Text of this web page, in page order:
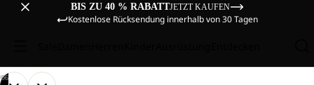
BIS ZU 40 % RABATTJETZT KAUFEN
Kostenlose Rücksendung innerhalb von 30 Tagen
06